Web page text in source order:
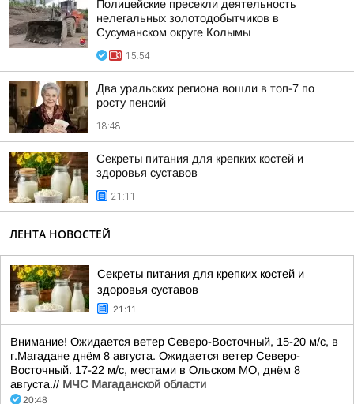
Полицейские пресекли деятельность
нелегальных золотодобытчиков в
Сусуманском округе Колымы
15:54
Два уральских региона вошли в топ-7 по
росту пенсий
18:48
Секреты питания для крепких костей и
здоровья суставов
21:11
ЛЕНТА НОВОСТЕЙ
Секреты питания для крепких костей и
здоровья суставов
21:11
Внимание! Ожидается ветер Северо-Восточный, 15-20 м/с, в
г.Магадане днём 8 августа. Ожидается ветер Северо-
Восточный. 17-22 м/с, местами в Ольском МО, днём 8
августа.// МЧС Магаданской области
20:48